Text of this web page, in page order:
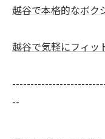
越谷で本格的なボク
越谷で気軽にフィッ
--